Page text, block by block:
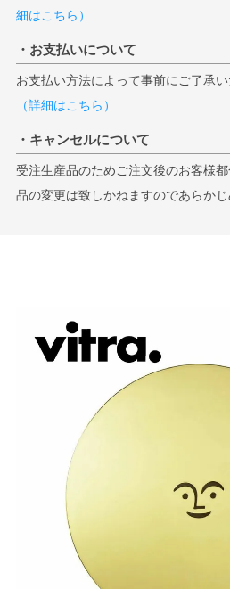
細はこちら）
・お支払いについて
お支払い方法によって事前にご了承い
（詳細はこちら）
・キャンセルについて
受注生産品のためご注文後のお客様
品の変更は致しかねますのであらかじ